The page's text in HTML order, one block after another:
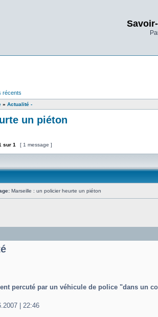
récents
» Actualité -
un piéton
sur 1 [ 1 message ]
Marseille : un policier heurte un piéton
percuté par un véhicule de police "dans un
| 22:46